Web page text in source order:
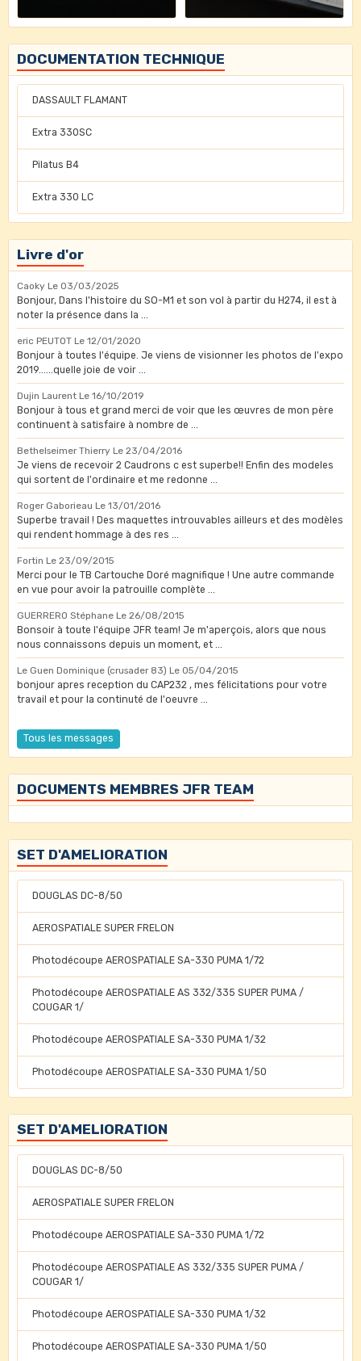
DOCUMENTATION TECHNIQUE
DASSAULT FLAMANT
Extra 330SC
Pilatus B4
Extra 330 LC
Livre d'or
Caoky Le 03/03/2025
Bonjour, Dans l'histoire du SO-M1 et son vol à partir du H274, il est à
noter la présence dans la ...
eric PEUTOT Le 12/01/2020
Bonjour à toutes l'équipe. Je viens de visionner les photos de l'expo
2019......quelle joie de voir ...
Dujin Laurent Le 16/10/2019
Bonjour à tous et grand merci de voir que les œuvres de mon père
continuent à satisfaire à nombre de ...
Bethelseimer Thierry Le 23/04/2016
Je viens de recevoir 2 Caudrons c est superbe!! Enfin des modeles
qui sortent de l'ordinaire et me redonne ...
Roger Gaborieau Le 13/01/2016
Superbe travail ! Des maquettes introuvables ailleurs et des modèles
qui rendent hommage à des res ...
Fortin Le 23/09/2015
Merci pour le TB Cartouche Doré magnifique ! Une autre commande
en vue pour avoir la patrouille complète ...
GUERRERO Stéphane Le 26/08/2015
Bonsoir à toute l'équipe JFR team! Je m'aperçois, alors que nous
nous connaissons depuis un moment, et ...
Le Guen Dominique (crusader 83) Le 05/04/2015
bonjour apres reception du CAP232 , mes félicitations pour votre
travail et pour la continuté de l'oeuvre ...
Tous les messages
DOCUMENTS MEMBRES JFR TEAM
SET D'AMELIORATION
DOUGLAS DC-8/50
AEROSPATIALE SUPER FRELON
Photodécoupe AEROSPATIALE SA-330 PUMA 1/72
Photodécoupe AEROSPATIALE AS 332/335 SUPER PUMA /
COUGAR 1/
Photodécoupe AEROSPATIALE SA-330 PUMA 1/32
Photodécoupe AEROSPATIALE SA-330 PUMA 1/50
SET D'AMELIORATION
DOUGLAS DC-8/50
AEROSPATIALE SUPER FRELON
Photodécoupe AEROSPATIALE SA-330 PUMA 1/72
Photodécoupe AEROSPATIALE AS 332/335 SUPER PUMA /
COUGAR 1/
Photodécoupe AEROSPATIALE SA-330 PUMA 1/32
Photodécoupe AEROSPATIALE SA-330 PUMA 1/50